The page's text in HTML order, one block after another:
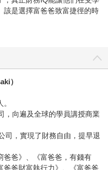
該是選擇富爸爸致富捷徑的時
）
，向遍及全球的學員講授商業
司，實現了財務自由，提早退
爸爸》、《富爸爸，有錢有
爸爸財富執行力》、《富爸爸